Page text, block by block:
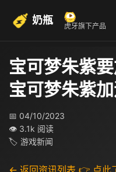
奶瓶 虎牙旗下产品
宝可梦朱紫
宝可梦朱紫
📅 04/10/2023
👁 3.1k 阅读
🏷 游戏新闻
← 返回资讯列表 👉 点此